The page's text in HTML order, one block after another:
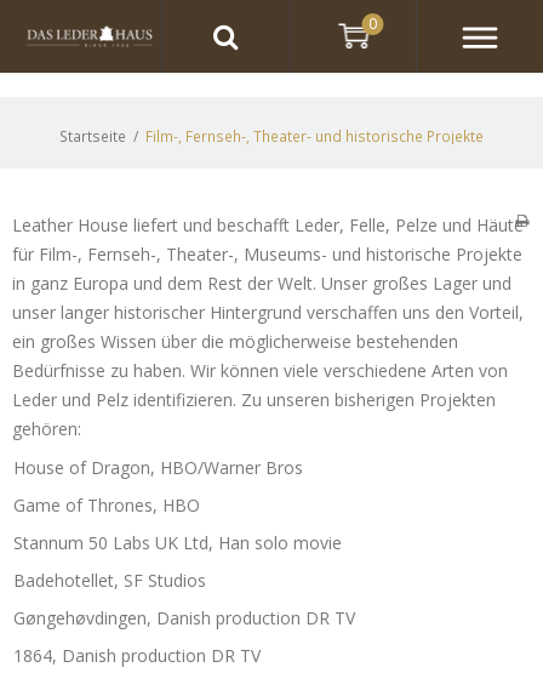
Startseite / Film-, Fernseh-, Theater- und historische Projekte
Leather House liefert und beschafft Leder, Felle, Pelze und Häute
für Film-, Fernseh-, Theater-, Museums- und historische Projekte
in ganz Europa und dem Rest der Welt. Unser großes Lager und
unser langer historischer Hintergrund verschaffen uns den Vorteil,
ein großes Wissen über die möglicherweise bestehenden
Bedürfnisse zu haben. Wir können viele verschiedene Arten von
Leder und Pelz identifizieren. Zu unseren bisherigen Projekten
gehören:
House of Dragon, HBO/Warner Bros
Game of Thrones, HBO
Stannum 50 Labs UK Ltd, Han solo movie
Badehotellet, SF Studios
Gøngehøvdingen, Danish production DR TV
1864, Danish production DR TV
0